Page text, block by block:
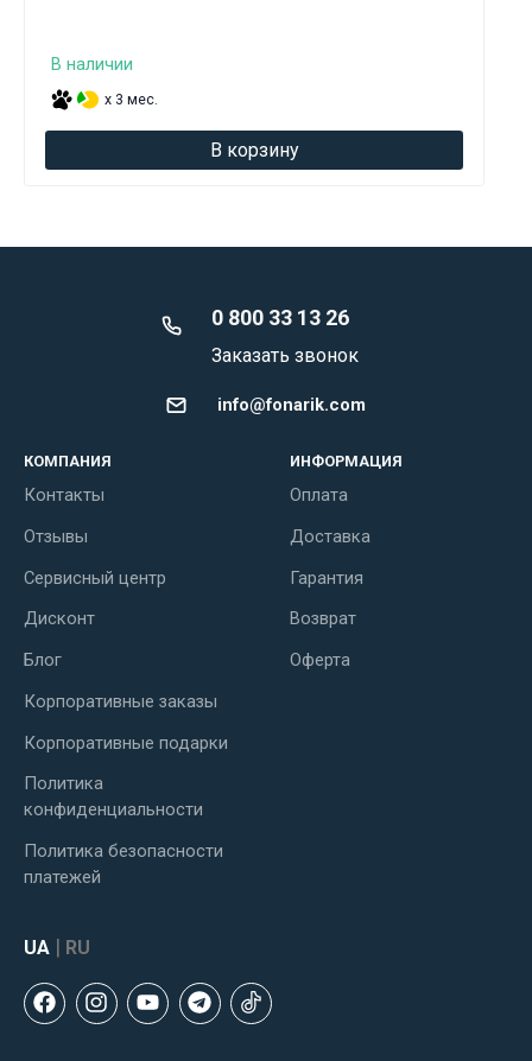
В наличии
x 3 мес.
В корзину
0 800 33 13 26
Заказать звонок
info@fonarik.com
КОМПАНИЯ
Контакты
Отзывы
Сервисный центр
Дисконт
Блог
Корпоративные заказы
Корпоративные подарки
Политика
конфиденциальности
Политика безопасности
платежей
ИНФОРМАЦИЯ
Оплата
Доставка
Гарантия
Возврат
Оферта
UA | RU